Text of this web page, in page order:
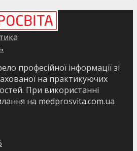
професійної інформації зі
на практикуючих
При використанні
на medprosvita.com.ua